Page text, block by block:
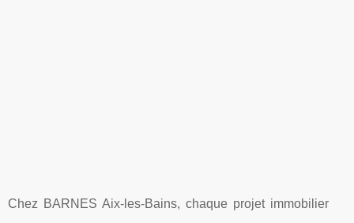
Chez BARNES Aix-les-Bains, chaque projet immobilier